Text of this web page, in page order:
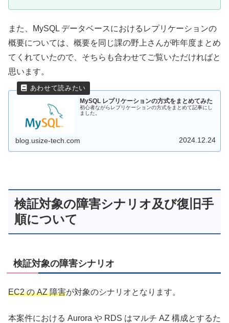
また、MySQL データベースにおけるレプリケーションの
概要については、概要を同じ課の野上さんが昨年度まとめ
てくれていたので、そちらも合わせてご覧いただければと
思います。
MySQL レプリケーションの方式をまとめてみた
初心者ながらレプリケーションの方式をまとめて記事にし
ました。
blog.usize-tech.com 2024.12.24
検証対象の障害シナリオ及び復旧手
順について
検証対象の障害シナリオ
EC2 の AZ 障害が対象のシナリオとなります。
本案件における Aurora や RDS はマルチ AZ 構成とするた